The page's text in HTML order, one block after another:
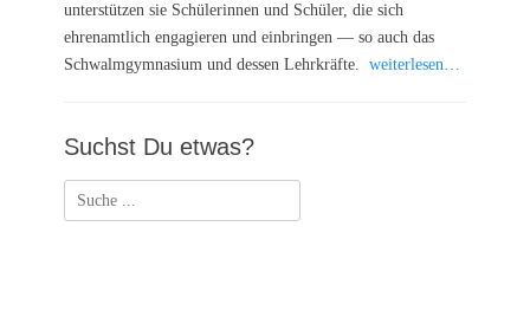
unterstützen sie Schülerinnen und Schüler, die sich
ehrenamtlich engagieren und einbringen — so auch das
Schwalmgymnasium und dessen Lehrkräfte. weiterlesen…
Suchst Du etwas?
Suchen
nach: